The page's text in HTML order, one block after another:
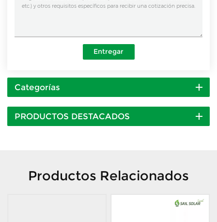
Entregar
Categorías
PRODUCTOS DESTACADOS
Productos Relacionados